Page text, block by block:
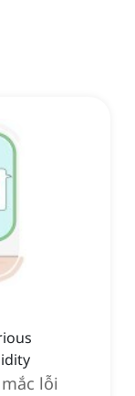
lỗi